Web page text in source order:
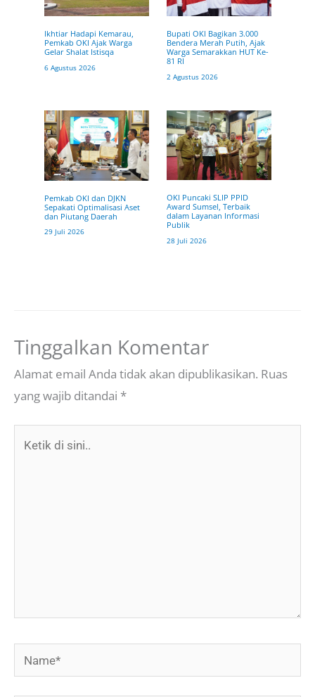
Ikhtiar Hadapi Kemarau,
Pemkab OKI Ajak Warga
Gelar Shalat Istisqa
6 Agustus 2026
Bupati OKI Bagikan 3.000
Bendera Merah Putih, Ajak
Warga Semarakkan HUT Ke-
81 RI
2 Agustus 2026
Pemkab OKI dan DJKN
Sepakati Optimalisasi Aset
dan Piutang Daerah
29 Juli 2026
OKI Puncaki SLIP PPID
Award Sumsel, Terbaik
dalam Layanan Informasi
Publik
28 Juli 2026
Tinggalkan Komentar
Alamat email Anda tidak akan dipublikasikan. Ruas
yang wajib ditandai *
Name*